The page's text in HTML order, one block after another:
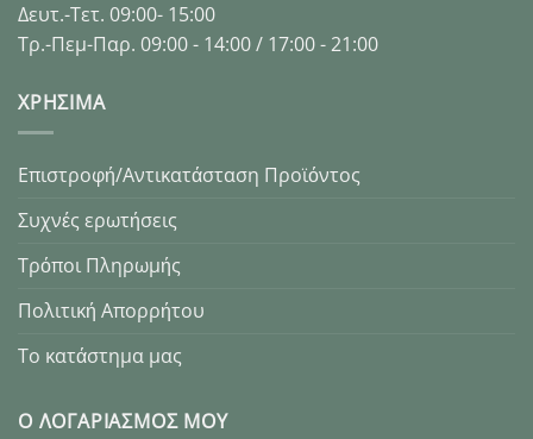
Δευτ.-Τετ. 09:00- 15:00
Τρ.-Πεμ-Παρ. 09:00 - 14:00 / 17:00 - 21:00
XΡΉΣΙΜΑ
Επιστροφή/Αντικατάσταση Προϊόντος
Συχνές ερωτήσεις
Τρόποι Πληρωμής
Πολιτική Απορρήτου
Το κατάστημα μας
Ο ΛΟΓΑΡΙΑΣΜΌΣ ΜΟΥ